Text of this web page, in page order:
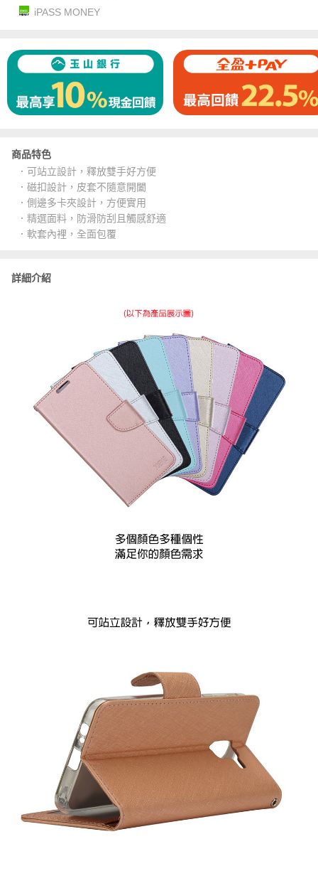
iPASS MONEY
商品特色
．可站立設計，釋放雙手好方便
．磁扣設計，皮套不隨意開闔
．側邊多卡夾設計，方便實用
．精選面料，防滑防刮且觸感舒適
．軟套內裡，全面包覆
詳細介紹